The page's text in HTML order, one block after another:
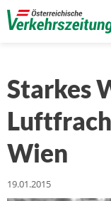
Starkes
Wien
19.01.2015